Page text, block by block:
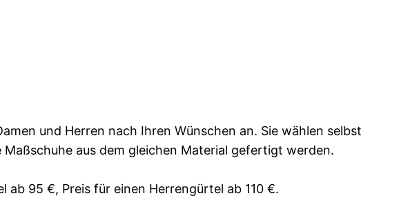
und Herren nach Ihren Wünschen an. Sie wählen selbst
aus dem gleichen Material gefertigt werden.
ab 95 €, Preis für einen Herrengürtel ab 110 €.